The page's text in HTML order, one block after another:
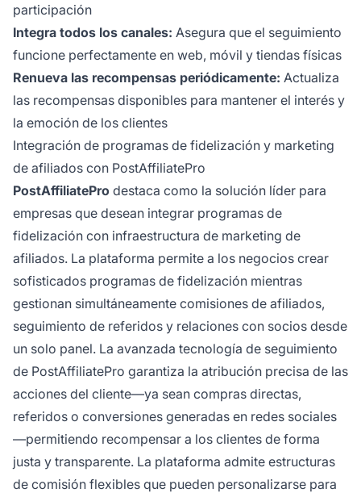
participación
Integra todos los canales: Asegura que el seguimiento
funcione perfectamente en web, móvil y tiendas físicas
Renueva las recompensas periódicamente: Actualiza
las recompensas disponibles para mantener el interés y
la emoción de los clientes
Integración de programas de fidelización y marketing
de afiliados con PostAffiliatePro
PostAffiliatePro destaca como la solución líder para
empresas que desean integrar programas de
fidelización con infraestructura de marketing de
afiliados. La plataforma permite a los negocios crear
sofisticados programas de fidelización mientras
gestionan simultáneamente comisiones de afiliados,
seguimiento de referidos y relaciones con socios desde
un solo panel. La avanzada tecnología de seguimiento
de PostAffiliatePro garantiza la atribución precisa de las
acciones del cliente—ya sean compras directas,
referidos o conversiones generadas en redes sociales
—permitiendo recompensar a los clientes de forma
justa y transparente. La plataforma admite estructuras
de comisión flexibles que pueden personalizarse para